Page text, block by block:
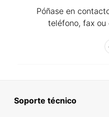
Póñase en
teléfono, fax
Soporte técnico